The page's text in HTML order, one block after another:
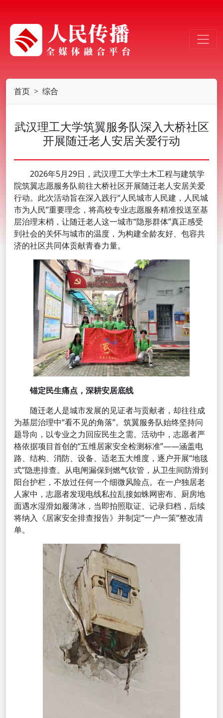
首页 综合
武汉理工大学筑翼服务队深入大桥社区
开展随迁老人安居关爱行动
2026年5月29日，武汉理工大学土木工程与建筑学
院筑翼志愿服务队前往大桥社区开展随迁老人安居关爱
行动。此次活动旨在深入践行“人民城市人民建，人民城
市为人民”重要理念，将高校专业志愿服务精准投送至基
层治理末梢，让随迁老人这一城市“隐形群体”真正感受
到社会的关怀与城市的温度，为构建全龄友好、包容共
济的社区共同体贡献青春力量。
锚定民生痛点，深耕安居底线
随迁老人是城市发展的见证者与贡献者，却往往成
为基层治理中“看不见的角落”。筑翼服务队始终坚持问
题导向，以专业之力回应民生之需。活动中，志愿者严
格依据项目首创的“五维居家安全检测标准”——涵盖电
路、结构、消防、设备、适老五大维度，逐户开展“地毯
式”隐患排查。从电闸漏保到燃气软管，从卫生间防滑到
阳台护栏，不放过任何一个细微风险点。在一户独居老
人家中，志愿者发现电线私拉乱接如蛛网密布、厨房地
面遇水湿滑如履薄冰，当即拍照取证、记录归档，后续
将纳入《居家安全排查报告》并制定“一户一策”整改清
单。